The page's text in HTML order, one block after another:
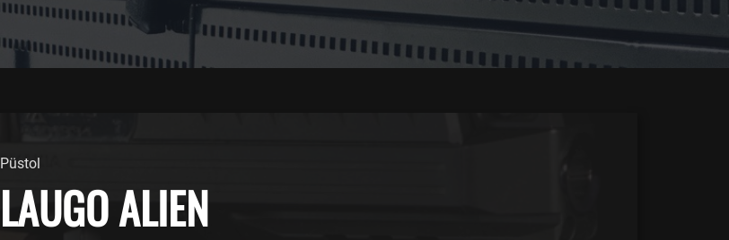
Püstol
LAUGO ALIEN